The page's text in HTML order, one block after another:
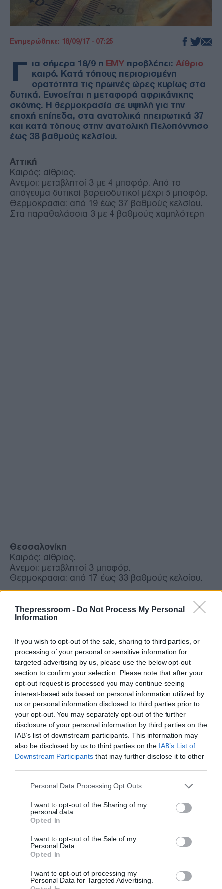
Thepressroom - Do Not Process My Personal
Information
If you wish to opt-out of the sale, sharing to third parties, or
processing of your personal or sensitive information for
targeted advertising by us, please use the below opt-out
section to confirm your selection. Please note that after your
opt-out request is processed you may continue seeing
interest-based ads based on personal information utilized by
us or personal information disclosed to third parties prior to
your opt-out. You may separately opt-out of the further
disclosure of your personal information by third parties on the
IAB’s list of downstream participants. This information may
also be disclosed by us to third parties on the IAB’s List of
Downstream Participants that may further disclose it to other
Please note that this website/app uses one or more Google
not limited to your visit or usage behaviour. You may click to
grant or deny consent to Google and its third-party tags to
use your data for below specified purposes in below Google
consent section.
Personal Data Processing Opt Outs
I want to opt-out of the Sharing of my
personal data.
Opted In
I want to opt-out of the Sale of my
Personal Data.
Opted In
I want to opt-out of processing my
Personal Data for Targeted Advertising.
Ενημερώθηκε: 18/09/17 - 07:25
Γ ια σήμερα 18/9 η ΕΜΥ προβλέπει: Αίθριο
καιρό. Κατά τόπους περιορισμένη
ορατότητα τις πρωινές ώρες κυρίως στα
δυτικά. Ευνοείται η μεταφορά αφρικάνικης
σκόνης. Η θερμοκρασία σε υψηλή για την
εποχή επίπεδα, στα ανατολικά ηπειρωτικά 37
και κατά τόπους στην ανατολική Πελοπόννησο
έως 38 βαθμούς κελσίου.
Αττική
Καιρός: αίθριος.
Ανεμοι: μεταβλητοί 3 με 4 μποφόρ. Από το
απόγευμα δυτικοί βορειοδυτικοί μέχρι 5 μποφόρ.
Θερμοκρασια: από 19 έως 37 βαθμούς κελσίου.
Στα παραθαλάσσια 3 με 4 βαθμούς χαμηλότερη
Θεσσαλονίκη
Καιρός: αίθριος.
Ανεμοι: μεταβλητοί 3 μποφόρ.
Θερμοκρασια: από 17 έως 33 βαθμούς κελσίου.
Καιρός: γενικά αίθριος.
Θερμοκρασια: από 17 έως 36 βαθμούς κελσίου.
Στη δυτική Μακεδονία η ελάχιστη 4 με 5 βαθμούς
χαμηλότερη.
Νησιά Ιονίου, Ήπειρος, δυτική Στερεά, δυτική
Πελοπόννησος
Καιρός: γενικά αίθριος.
Ανεμοι: βορειοδυτικοί 3 με 5 μποφόρ.
Θερμοκρασια: από 18 έως 35 και κατά τόπους
στα νότια 36 βαθμούς κελσίου. Στην Ήπειρο η
ελάχιστη 4 με 5 βαθμούς χαμηλότερη.
ανατολική Πελοπόννησος
Ανεμοι: μεταβλητοί 3 με 4 μποφόρ. Από το
απόγευμα δυτικοί βορειοδυτικοί 4 με 5 και στα
Θερμοκρασια: από 17 έως 37 και κατά τόπους
στην ανατολική Πελοπόννησο έως 38 βαθμούς